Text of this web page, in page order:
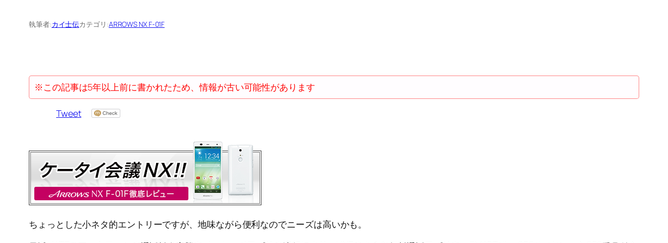
執筆者:カイ士伝カテゴリ:ARROWS NX F-01F
※この記事は5年以上前に書かれたため、情報が古い可能性があります
Tweet
ちょっとした小ネタ的エントリーですが、地味ながら便利なのでニーズは高いかも。